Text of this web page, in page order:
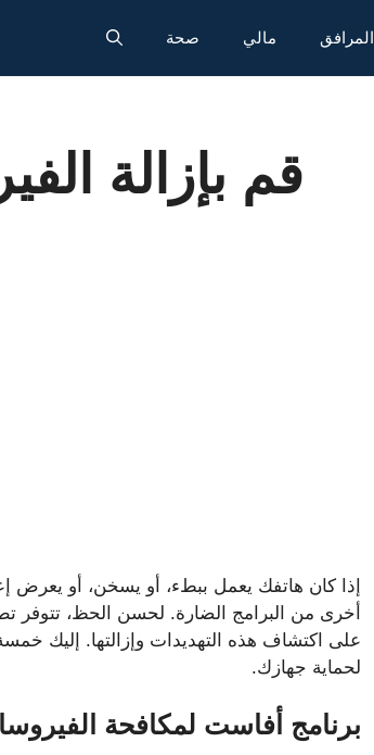
المرافق مالي صحة
قم بإزالة
إذا كان هاتفك يعمل ببطء، أو يسخن، أو يعرض
على اكتشاف هذه التهديدات وإزالتها. إليك
لحماية جهازك.
برنامج أفاست لمكافحة